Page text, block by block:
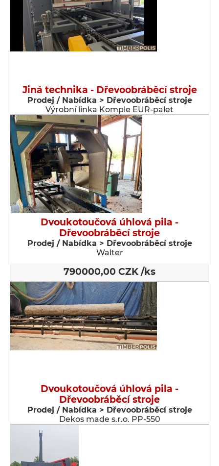
Jiná technika - Dřevoobráběcí stroje
Prodej / Nabídka > Dřevoobráběcí stroje
Výrobní linka Komple EUR-palet
Dvoukotoučová úhlová pila -
Dřevoobráběcí stroje
Prodej / Nabídka > Dřevoobráběcí stroje
Walter
790000,00 CZK /ks
Dvoukotoučová úhlová pila -
Dřevoobráběcí stroje
Prodej / Nabídka > Dřevoobráběcí stroje
Dekos made s.r.o. PP-550